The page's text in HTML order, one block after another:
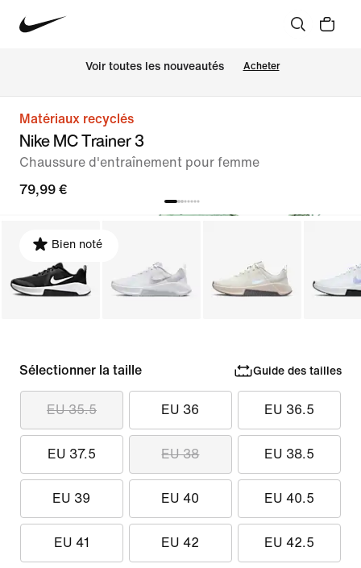
Voir toutes les nouveautés Acheter
Matériaux recyclés
Nike MC Trainer 3
Chaussure d'entraînement pour femme
79,99 €
Bien noté
Sélectionner la taille Guide des tailles
EU 35.5 EU 36 EU 36.5
EU 37.5 EU 38 EU 38.5
EU 39 EU 40 EU 40.5
EU 41 EU 42 EU 42.5